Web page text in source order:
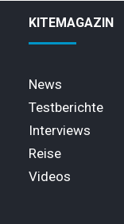
KITEMAGAZIN
News
Testberichte
Interviews
Reise
Videos